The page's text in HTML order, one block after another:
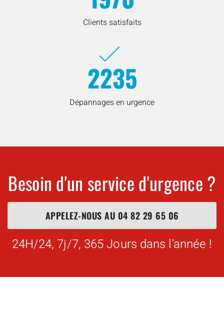
Clients satisfaits
2235
Dépannages en urgence
Besoin d'un service d'urgence ?
APPELEZ-NOUS AU 04 82 29 65 06
24H/24, 7j/7, 365 Jours dans l'année !